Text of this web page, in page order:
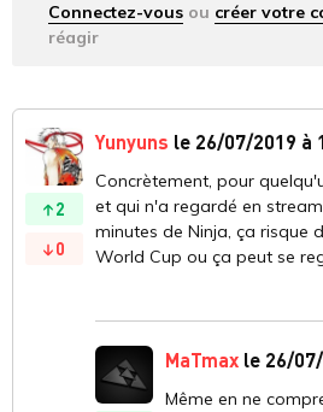
Connectez-vous ou créer votre
réagir
2
0
Yunyuns le 26/07/2019 à
Concrètement, pour
et qui n'a regardé en
minutes de Ninja, ça risque
World Cup ou ça peut se
MaTmax le 26/
Même en ne